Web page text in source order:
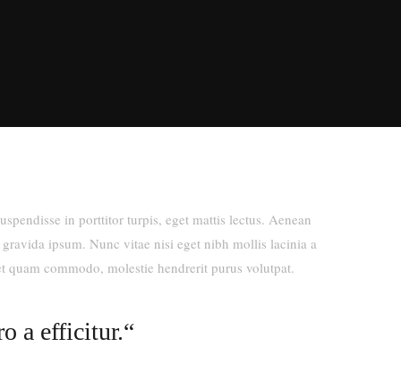
in porttitor turpis, eget mattis lectus. Aenean
ipsum. Nunc vitae nisi eget nibh mollis lacinia a
commodo, molestie hendrerit purus volutpat.
a efficitur.“